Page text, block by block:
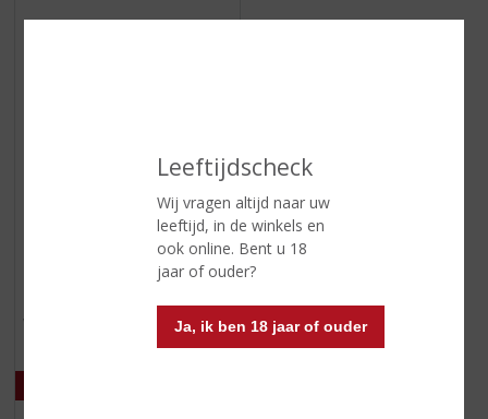
Leeftijdscheck
Wij vragen altijd naar uw
leeftijd, in de winkels en
ook online. Bent u 18
jaar of ouder?
Ja, ik ben 18 jaar of ouder
15,99
70 CL
Voorraad (indien beperkt): 0